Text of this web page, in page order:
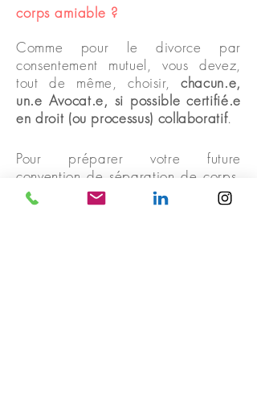
corps amiable ?
Comme pour le divorce par
consentement mutuel, vous devez,
tout de même, choisir,chacun.e,
un.e Avocat.e, si possible certifié.e
en droit (ou processus) collaboratif.
Pour préparer votre future
convention de séparation de corps,
il est conseillé de réaliserune
médiationavec un Média
teur